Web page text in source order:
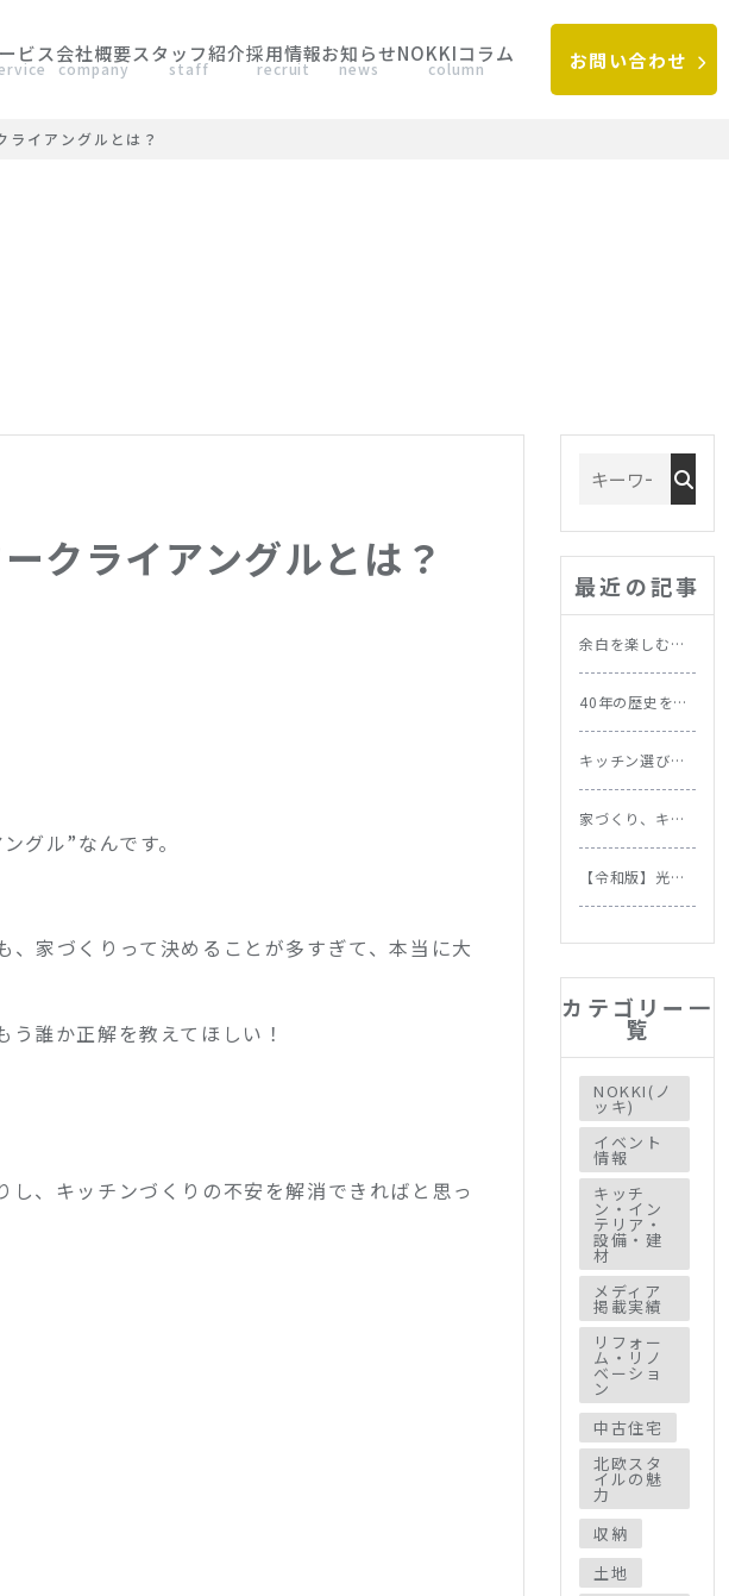
ビス会社概要
company
スタッフ紹介
staff
採用情報
recruit
お知らせ
news
NOKKIコラム
column お問い合わせ
イアングルとは？
クライアングルとは？
グル”なんです。
家づくりって決めることが多すぎて、本当に大
誰か正解を教えてほしい！
、キッチンづくりの不安を解消できればと思っ
最近の記事
余白を楽しむ北
取り入れたい習
慣
40年の歴史を持
ーション｜施工
事例
キッチン選びで
法と選び方
家づくり、キッ
案する理想の家
づくりの順番
【令和版】光熱
きる住まいの省
機の節約効果を
徹底比較
カテゴリー一
覧
NOKKI(ノ
ッキ)
イベント
情報
キッチ
ン・イン
テリア・
設備・建
材
メディア
掲載実績
リフォー
ム・リノ
ベーショ
ン
中古住宅
北欧スタ
イルの魅
力
収納
土地